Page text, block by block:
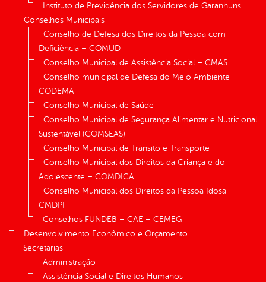
Instituto de Previdência dos Servidores de Garanhuns
Conselhos Municipais
Conselho de Defesa dos Direitos da Pessoa com
Deficiência – COMUD
Conselho Municipal de Assistência Social – CMAS
Conselho municipal de Defesa do Meio Ambiente –
CODEMA
Conselho Municipal de Saúde
Conselho Municipal de Segurança Alimentar e Nutricional
Sustentável (COMSEAS)
Conselho Municipal de Trânsito e Transporte
Conselho Municipal dos Direitos da Criança e do
Adolescente – COMDICA
Conselho Municipal dos Direitos da Pessoa Idosa –
CMDPI
Conselhos FUNDEB – CAE – CEMEG
Desenvolvimento Econômico e Orçamento
Secretarias
Administração
Assistência Social e Direitos Humanos